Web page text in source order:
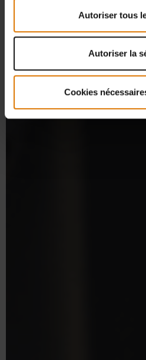
Autoriser tous
Autoriser la
Cookies